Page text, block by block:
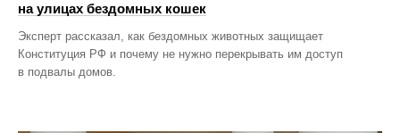
на улицах бездомных кошек
Эксперт рассказал, как бездомных животных защищает
Конституция РФ и почему не нужно перекрывать им доступ
в подвалы домов.